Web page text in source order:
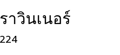
วินเนอร์